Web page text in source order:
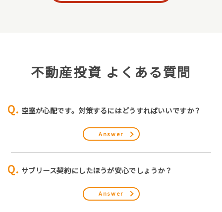
不動産投資 よくある質問
空室が心配です。対策するにはどうすればいいですか？
Answer
サブリース契約にしたほうが安心でしょうか？
Answer